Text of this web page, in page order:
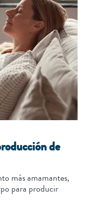
de
más amamantes,
para producir